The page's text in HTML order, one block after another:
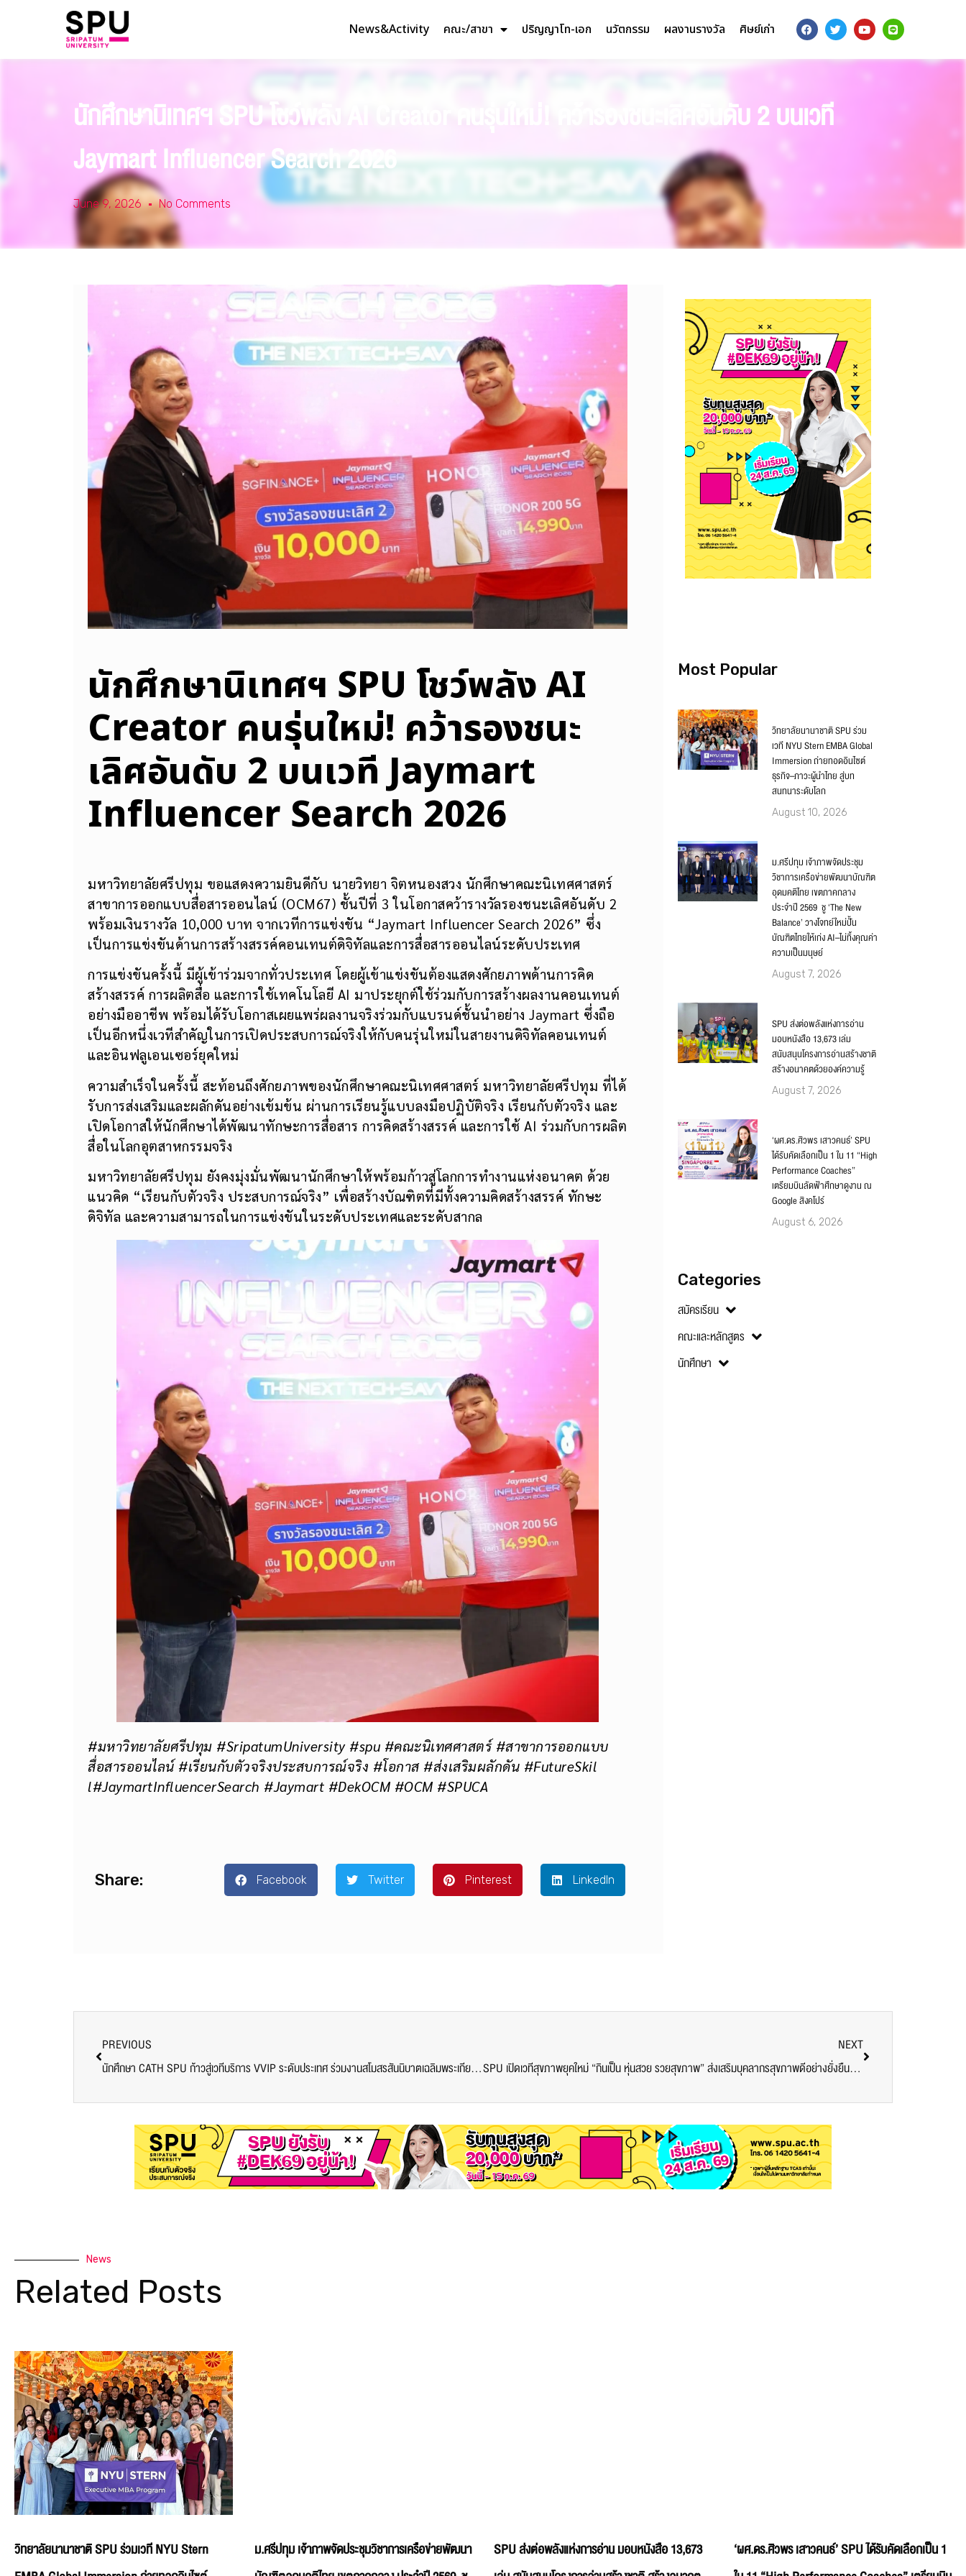
News&Activity คณะ/สาขา ปริญญาโท-เอก นวัตกรรม ผลงานรางวัล ศิษย์เก่า
นักศึกษานิเทศฯ SPU โชว์พลัง AI Creator คนรุ่นใหม่! คว้ารองชนะเลิศอันดับ 2 บนเวที
Jaymart Influencer Search 2026
June 9, 2026 No Comments
นักศึกษานิเทศฯ SPU โชว์พลัง AI
Creator คนรุ่นใหม่! คว้ารองชนะ
เลิศอันดับ 2 บนเวที Jaymart
Influencer Search 2026
มหาวิทยาลัยศรีปทุม ขอแสดงความยินดีกับ นายวิทยา จิตหนองสวง นักศึกษาคณะนิเทศศาสตร์
สาขาการออกแบบสื่อสารออนไลน์ (OCM67) ชั้นปีที่ 3 ในโอกาสคว้ารางวัลรองชนะเลิศอันดับ 2
พร้อมเงินรางวัล 10,000 บาท จากเวทีการแข่งขัน “Jaymart Influencer Search 2026” ซึ่ง
เป็นการแข่งขันด้านการสร้างสรรค์คอนเทนต์ดิจิทัลและการสื่อสารออนไลน์ระดับประเทศ
การแข่งขันครั้งนี้ มีผู้เข้าร่วมจากทั่วประเทศ โดยผู้เข้าแข่งขันต้องแสดงศักยภาพด้านการคิด
สร้างสรรค์ การผลิตสื่อ และการใช้เทคโนโลยี AI มาประยุกต์ใช้ร่วมกับการสร้างผลงานคอนเทนต์
อย่างมืออาชีพ พร้อมได้รับโอกาสเผยแพร่ผลงานจริงร่วมกับแบรนด์ชั้นนำอย่าง Jaymart ซึ่งถือ
เป็นอีกหนึ่งเวทีสำคัญในการเปิดประสบการณ์จริงให้กับคนรุ่นใหม่ในสายงานดิจิทัลคอนเทนต์
และอินฟลูเอนเซอร์ยุคใหม่
ความสำเร็จในครั้งนี้ สะท้อนถึงศักยภาพของนักศึกษาคณะนิเทศศาสตร์ มหาวิทยาลัยศรีปทุม ที่ได้
รับการส่งเสริมและผลักดันอย่างเข้มข้น ผ่านการเรียนรู้แบบลงมือปฏิบัติจริง เรียนกับตัวจริง และ
เปิดโอกาสให้นักศึกษาได้พัฒนาทักษะการสื่อสาร การคิดสร้างสรรค์ และการใช้ AI ร่วมกับการผลิต
สื่อในโลกอุตสาหกรรมจริง
มหาวิทยาลัยศรีปทุม ยังคงมุ่งมั่นพัฒนานักศึกษาให้พร้อมก้าวสู่โลกการทำงานแห่งอนาคต ด้วย
แนวคิด “เรียนกับตัวจริง ประสบการณ์จริง” เพื่อสร้างบัณฑิตที่มีทั้งความคิดสร้างสรรค์ ทักษะ
ดิจิทัล และความสามารถในการแข่งขันในระดับประเทศและระดับสากล
#มหาวิทยาลัยศรีปทุม #SripatumUniversity #spu #คณะนิเทศศาสตร์ #สาขาการออกแบบ
สื่อสารออนไลน์ #เรียนกับตัวจริงประสบการณ์จริง #โอกาส #ส่งเสริมผลักดัน #FutureSkil
l#JaymartInfluencerSearch #Jaymart #DekOCM #OCM #SPUCA
Share: Facebook Twitter Pinterest LinkedIn
Most Popular
วิทยาลัยนานาชาติ SPU ร่วม
เวที NYU Stern EMBA Global
Immersion ถ่ายทอดอินไซต์
ธุรกิจ–ภาวะผู้นำไทย สู่บท
สนทนาระดับโลก
August 10, 2026
ม.ศรีปทุม เจ้าภาพจัดประชุม
วิชาการเครือข่ายพัฒนาบัณฑิต
อุดมคติไทย เขตภาคกลาง
ประจำปี 2569 ชู ‘The New
Balance’ วางโจทย์ใหม่ปั้น
บัณฑิตไทยให้เก่ง AI–ไม่ทิ้งคุณค่า
ความเป็นมนุษย์
August 7, 2026
SPU ส่งต่อพลังแห่งการอ่าน
มอบหนังสือ 13,673 เล่ม
สนับสนุนโครงการอ่านสร้างชาติ
สร้างอนาคตด้วยองค์ความรู้
August 7, 2026
‘ผศ.ดร.ศิวพร เสาวคนธ์’ SPU
ได้รับคัดเลือกเป็น 1 ใน 11 “High
Performance Coaches”
เตรียมบินลัดฟ้าศึกษาดูงาน ณ
Google สิงคโปร์
August 6, 2026
Categories
สมัครเรียน
คณะและหลักสูตร
นักศึกษา
PREVIOUS
นักศึกษา CATH SPU ก้าวสู่เวทีบริการ VVIP ระดับประเทศ ร่วมงานสโมสรสันนิบาตเฉลิมพระเกียรติกับทีม Mandarin Oriental Bangkok
NEXT
SPU เปิดเวทีสุขภาพยุคใหม่ “กินเป็น หุ่นสวย รวยสุขภาพ” ส่งเสริมบุคลากรสุขภาพดีอย่างยั่งยืน โดยผู้เชี่ยวชาญด้านโภชนาการ
News
Related Posts
วิทยาลัยนานาชาติ SPU ร่วมเวที NYU Stern
ม.ศรีปทุม เจ้าภาพจัดประชุมวิชาการเครือข่ายพัฒนา
SPU ส่งต่อพลังแห่งการอ่าน มอบหนังสือ 13,673
‘ผศ.ดร.ศิวพร เสาวคนธ์’ SPU ได้รับคัดเลือกเป็น 1